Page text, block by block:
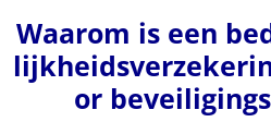
Waarom is een
or